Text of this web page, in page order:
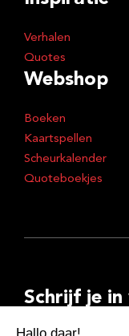
Verhalen
Quotes
Webshop
Boeken
Kaartspellen
Scheurkalender
Quoteboekjes
Schrijf je